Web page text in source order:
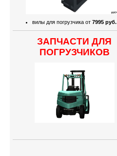
вилы для погрузчика от 7995 руб.
ЗАПЧАСТИ ДЛЯ
ПОГРУЗЧИКОВ